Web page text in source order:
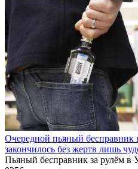
Очередной пьяный бесправник
закончилось без жертв лишь
Пьяный бесправник за рулём